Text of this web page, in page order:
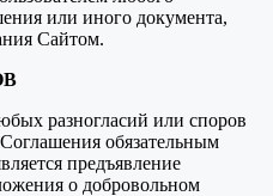
или иного документа,
Сайтом.
разногласий или споров
обязательным
предъявление
о добровольном